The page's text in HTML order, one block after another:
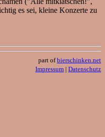
es sei, kleine Konzerte zu
part ofbierschinken.net
Impressum | Datenschutz